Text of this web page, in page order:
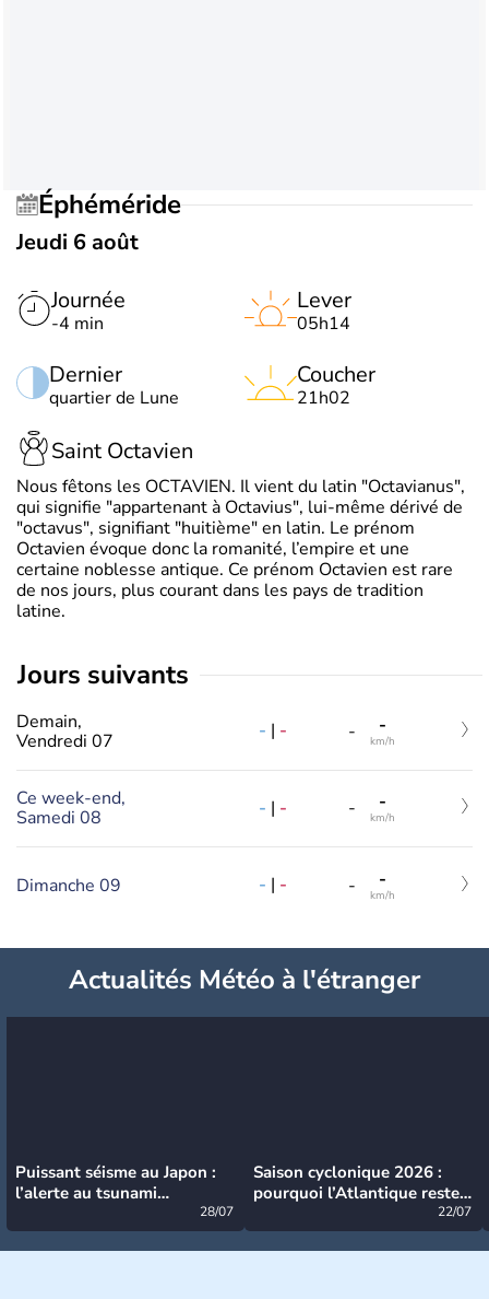
Éphéméride
Jeudi 6 août
Journée
-4 min
Dernier
quartier de Lune
Lever
05h14
Coucher
21h02
Saint Octavien
Nous fêtons les OCTAVIEN. Il vient du latin "Octavianus",
qui signifie "appartenant à Octavius", lui-même dérivé de
"octavus", signifiant "huitième" en latin. Le prénom
Octavien évoque donc la romanité, l’empire et une
certaine noblesse antique. Ce prénom Octavien est rare
de nos jours, plus courant dans les pays de tradition
latine.
jours suivants
Demain,
Vendredi 07
- | - - -
km/h
Ce week-end,
Samedi 08
- | - - -
km/h
Dimanche 09 - | - - -
km/h
Actualités Météo à l'étranger
Puissant séisme au Japon :
l’alerte au tsunami
28/07
Saison cyclonique 2026 :
pourquoi l’Atlantique reste
22/07